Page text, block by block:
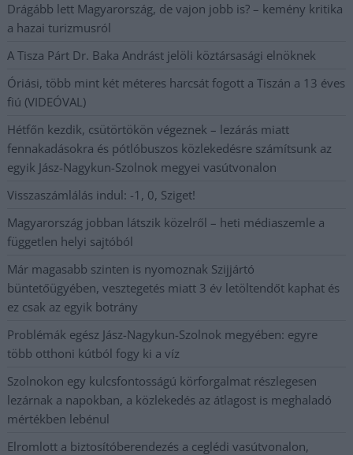
Drágább lett Magyarország, de vajon jobb is? – kemény kritika
a hazai turizmusról
A Tisza Párt Dr. Baka Andrást jelöli köztársasági elnöknek
Óriási, több mint két méteres harcsát fogott a Tiszán a 13 éves
fiú (VIDEÓVAL)
Hétfőn kezdik, csütörtökön végeznek – lezárás miatt
fennakadásokra és pótlóbuszos közlekedésre számítsunk az
egyik Jász-Nagykun-Szolnok megyei vasútvonalon
Visszaszámlálás indul: -1, 0, Sziget!
Magyarország jobban látszik közelről – heti médiaszemle a
független helyi sajtóból
Már magasabb szinten is nyomoznak Szijjártó
büntetőügyében, vesztegetés miatt 3 év letöltendőt kaphat és
ez csak az egyik botrány
Problémák egész Jász-Nagykun-Szolnok megyében: egyre
több otthoni kútból fogy ki a víz
Szolnokon egy kulcsfontosságú körforgalmat részlegesen
lezárnak a napokban, a közlekedés az átlagost is meghaladó
mértékben lebénul
Elromlott a biztosítóberendezés a ceglédi vasútvonalon,